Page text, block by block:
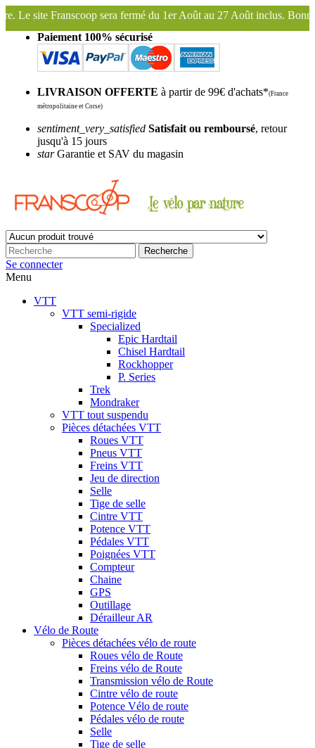
du 1er Août au 27 Août inclus. Bonnes vacances !
Franscoop,
Paiement 100% sécurisé
LIVRAISON OFFERTE à partir de 99€ d'achats*(France
métropolitaine et Corse)
sentiment_very_satisfied Satisfait ou remboursé, retour
jusqu'à 15 jours
starGarantie et SAV du magasin
Recherche
Se connecter
Menu
VTT
VTT semi-rigide
Specialized
Epic Hardtail
Chisel Hardtail
Rockhopper
P. Series
Trek
Mondraker
VTT tout suspendu
Pièces détachées VTT
Roues VTT
Pneus VTT
Freins VTT
Jeu de direction
Selle
Tige de selle
Cintre VTT
Potence VTT
Pédales VTT
Poignées VTT
Compteur
Chaine
GPS
Outillage
Dérailleur AR
Vélo de Route
Pièces détachées vélo de route
Roues vélo de Route
Freins vélo de Route
Transmission vélo de Route
Cintre vélo de route
Potence Vélo de route
Pédales vélo de route
Selle
Tige de selle